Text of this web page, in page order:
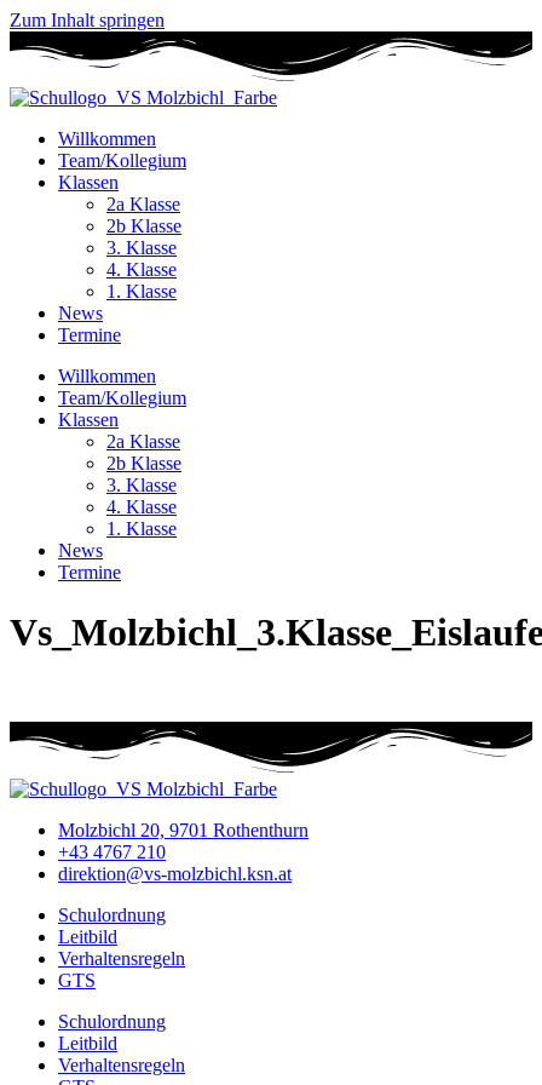
Zum Inhalt springen
Willkommen
Team/Kollegium
Klassen
2a Klasse
2b Klasse
3. Klasse
4. Klasse
1. Klasse
News
Termine
Willkommen
Team/Kollegium
Klassen
2a Klasse
2b Klasse
3. Klasse
4. Klasse
1. Klasse
News
Termine
Molzbichl 20, 9701 Rothenthurn
+43 4767 210
direktion@vs-molzbichl.ksn.at
Schulordnung
Leitbild
Verhaltensregeln
GTS
Schulordnung
Leitbild
Verhaltensregeln